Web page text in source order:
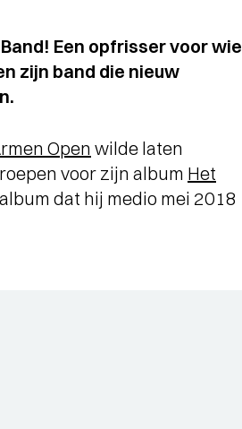
Een opfrisser voor wie
zijn band die nieuw
Open wilde laten
voor zijn album Het
dat hij medio mei 2018